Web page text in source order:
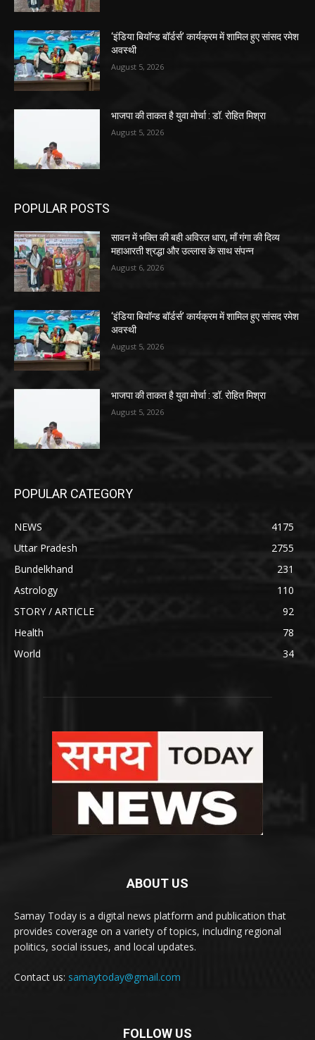
‘इंडिया बियॉन्ड बॉर्डर्स’ कार्यक्रम में शामिल हुए सांसद रमेश
अवस्थी
August 5, 2026
भाजपा की ताकत है युवा मोर्चा : डॉ. रोहित मिश्रा
August 5, 2026
POPULAR POSTS
सावन में भक्ति की बही अविरल धारा, माँ गंगा की दिव्य
महाआरती श्रद्धा और उल्लास के साथ संपन्न
August 6, 2026
‘इंडिया बियॉन्ड बॉर्डर्स’ कार्यक्रम में शामिल हुए सांसद रमेश
अवस्थी
August 5, 2026
भाजपा की ताकत है युवा मोर्चा : डॉ. रोहित मिश्रा
August 5, 2026
POPULAR CATEGORY
NEWS
4175
Uttar Pradesh
2755
Bundelkhand
231
Astrology
110
STORY / ARTICLE
92
Health
78
World
34
ABOUT US
Samay Today is a digital news platform and publication that
provides coverage on a variety of topics, including regional
politics, social issues, and local updates.
Contact us: samaytoday@gmail.com
FOLLOW US